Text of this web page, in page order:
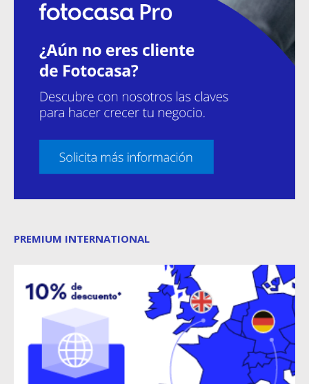
PREMIUM INTERNATIONAL